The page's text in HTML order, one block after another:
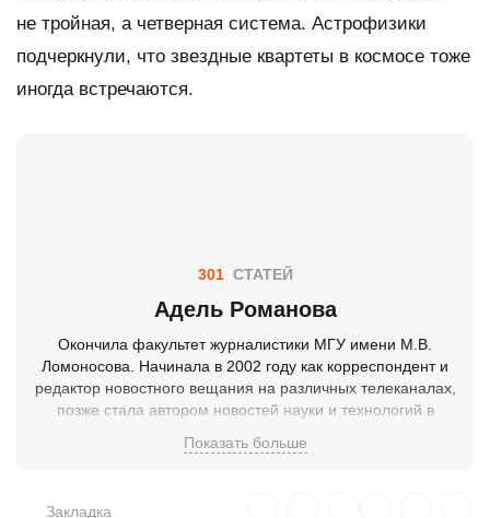
не тройная, а четверная система. Астрофизики
подчеркнули, что звездные квартеты в космосе тоже
иногда встречаются.
Адель Романова
301 СТАТЕЙ
Окончила факультет журналистики МГУ имени М.В.
Ломоносова. Начинала в 2002 году как корреспондент и
редактор новостного вещания на различных телеканалах,
позже стала автором новостей науки и технологий в
Показать больше
Закладка